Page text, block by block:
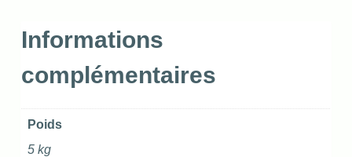
Informations
complémentaires
Poids
5 kg